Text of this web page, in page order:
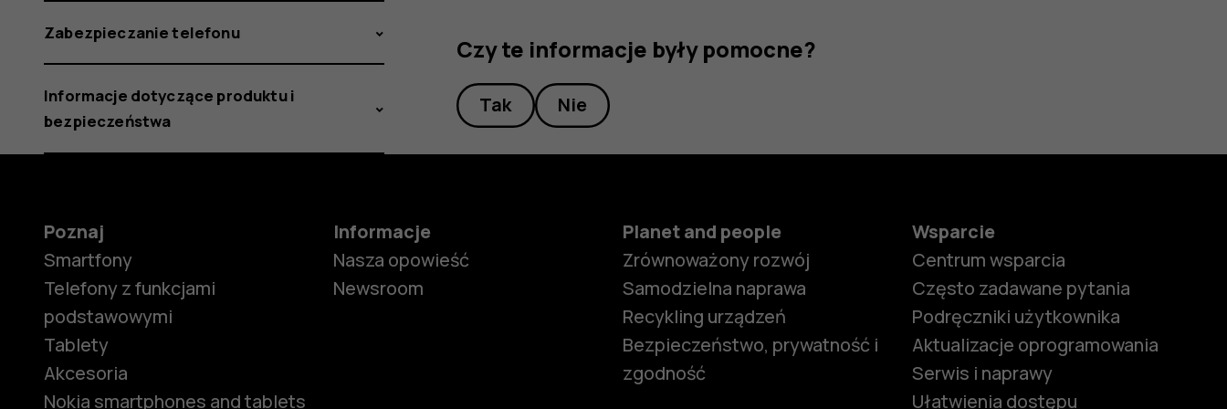
Czy te informacje były pomocne?
Tak Nie
Zabezpieczanie telefonu
Informacje dotyczące produktu i
bezpieczeństwa
Poznaj
Smartfony
Telefony z funkcjami
podstawowymi
Tablety
Akcesoria
Nokia smartphones and tablets
Informacje
Nasza opowieść
Newsroom
Planet and people
Zrównoważony rozwój
Samodzielna naprawa
Recykling urządzeń
Bezpieczeństwo, prywatność i
zgodność
Wsparcie
Centrum wsparcia
Często zadawane pytania
Podręczniki użytkownika
Aktualizacje oprogramowania
Serwis i naprawy
Ułatwienia dostępu